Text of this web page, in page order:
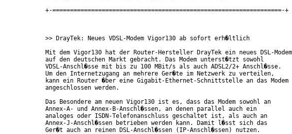
+-=================================================================-+
>> DrayTek: Neues VDSL-Modem Vigor130 ab sofort erh�ltlich
Mit dem Vigor130 hat der Router-Hersteller DrayTek ein neues DSL-Modem
auf den deutschen Markt gebracht. Das Modem unterst�tzt sowohl
VDSL-Anschl�sse mit bis zu 100 MBit/s als auch ADSL2/2+ Anschl�sse.
Um den Internetzugang an mehrere Ger�te im Netzwerk zu verteilen,
kann ein Router �ber eine Gigabit-Ethernet-Schnittstelle an das Modem
angeschlossen werden.
Das Besondere am neuen Vigor130 ist es, dass das Modem sowohl an
Annex-A- und Annex-B-Anschl�ssen, an denen parallel auch ein
analoges oder ISDN-Telefonanschluss geschaltet ist, als auch an
Annex-J-Anschl�ssen betrieben werden kann. Damit l�sst sich das
Ger�t auch an reinen DSL-Anschl�ssen (IP-Anschl�ssen) nutzen.